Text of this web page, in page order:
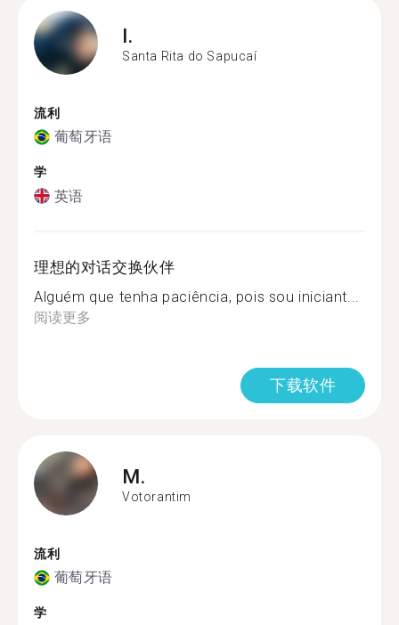
I.
Santa Rita do Sapucaí
流利
葡萄牙语
学
英语
理想的对话交换伙伴
Alguém que tenha paciência, pois sou iniciant...
阅读更多
下载软件
M.
Votorantim
流利
葡萄牙语
学